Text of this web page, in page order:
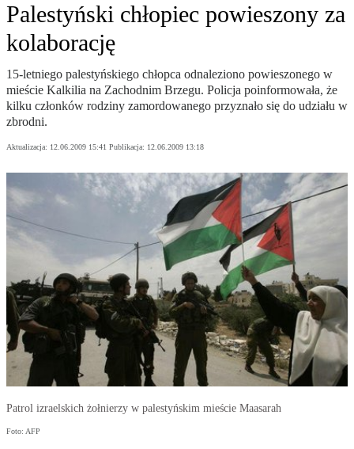
Palestyński chłopiec powieszony za
kolaborację
15-letniego palestyńskiego chłopca odnaleziono powieszonego w
mieście Kalkilia na Zachodnim Brzegu. Policja poinformowała, że
kilku członków rodziny zamordowanego przyznało się do udziału w
zbrodni.
Aktualizacja: 12.06.2009 15:41 Publikacja: 12.06.2009 13:18
Patrol izraelskich żołnierzy w palestyńskim mieście Maasarah
Foto: AFP